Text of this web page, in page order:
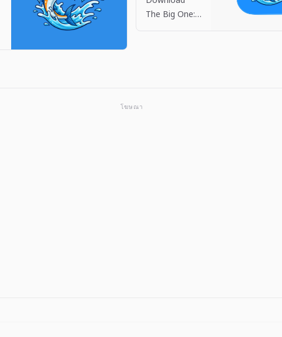
App Store
The Big One:
โฆษณา